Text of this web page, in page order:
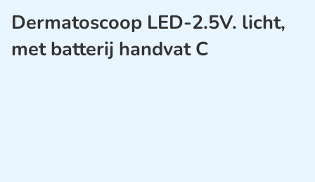
Dermatoscoop LED-2.5V. licht,
met batterij handvat C